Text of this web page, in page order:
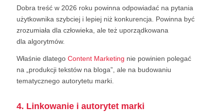
Dobra treść w 2026 roku powinna odpowiadać na pytania
użytkownika szybciej i lepiej niż konkurencja. Powinna być
zrozumiała dla człowieka, ale też uporządkowana
dla algorytmów.
Właśnie dlatego Content Marketing nie powinien polegać
na „produkcji tekstów na bloga”, ale na budowaniu
tematycznego autorytetu marki.
4. Linkowanie i autorytet marki